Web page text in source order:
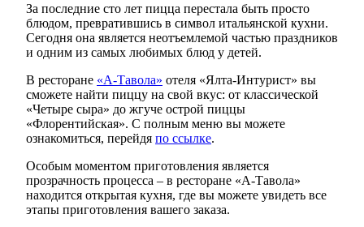
За последние сто лет пицца перестала быть просто
блюдом, превратившись в символ итальянской кухни.
Сегодня она является неотъемлемой частью праздников
и одним из самых любимых блюд у детей.
В ресторане «А-Тавола» отеля «Ялта-Интурист» вы
сможете найти пиццу на свой вкус: от классической
«Четыре сыра» до жгуче острой пиццы
«Флорентийская». С полным меню вы можете
ознакомиться, перейдя по ссылке.
Особым моментом приготовления является
прозрачность процесса – в ресторане «А-Тавола»
находится открытая кухня, где вы можете увидеть все
этапы приготовления вашего заказа.